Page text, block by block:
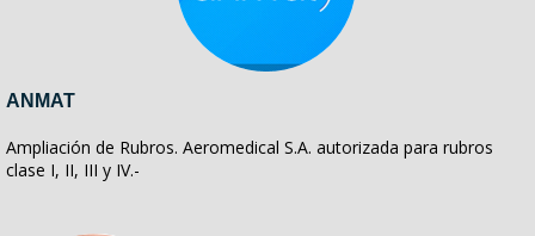
ANMAT
Ampliación de Rubros. Aeromedical S.A. autorizada para rubros
clase I, II, III y IV.-